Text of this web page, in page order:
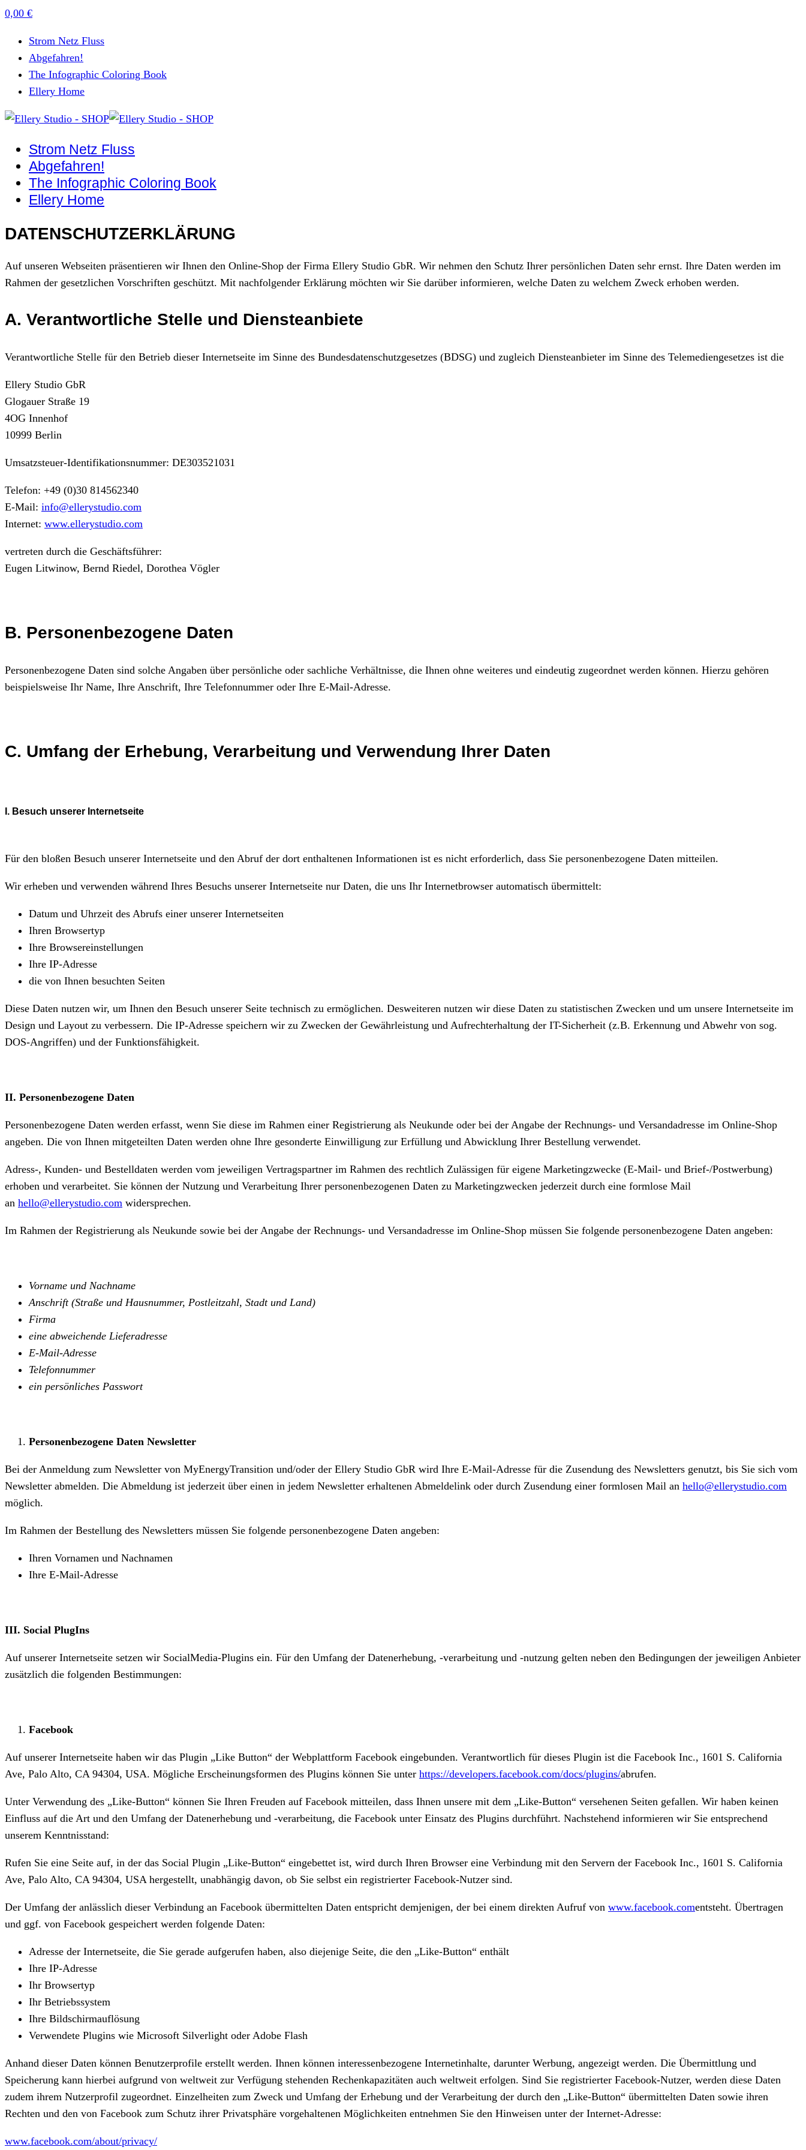
0,00 €
Strom Netz Fluss
Abgefahren!
The Infographic Coloring Book
Ellery Home
Strom Netz Fluss
Abgefahren!
The Infographic Coloring Book
Ellery Home
DATENSCHUTZERKLÄRUNG
Auf unseren Webseiten präsentieren wir Ihnen den Online-Shop der Firma Ellery Studio GbR. Wir nehmen den Schutz Ihrer persönlichen Daten sehr ernst. Ihre Daten werden im
Rahmen der gesetzlichen Vorschriften geschützt. Mit nachfolgender Erklärung möchten wir Sie darüber informieren, welche Daten zu welchem Zweck erhoben werden.
A. Verantwortliche Stelle und Diensteanbiete
Verantwortliche Stelle für den Betrieb dieser Internetseite im Sinne des Bundesdatenschutzgesetzes (BDSG) und zugleich Diensteanbieter im Sinne des Telemediengesetzes ist die
Ellery Studio GbR
Glogauer Straße 19
4OG Innenhof
10999 Berlin
Umsatzsteuer-Identifikationsnummer: DE303521031
Telefon: +49 (0)30 814562340
E-Mail: info@ellerystudio.com
Internet: www.ellerystudio.com
vertreten durch die Geschäftsführer:
Eugen Litwinow, Bernd Riedel, Dorothea Vögler
B. Personenbezogene Daten
Personenbezogene Daten sind solche Angaben über persönliche oder sachliche Verhältnisse, die Ihnen ohne weiteres und eindeutig zugeordnet werden können. Hierzu gehören
beispielsweise Ihr Name, Ihre Anschrift, Ihre Telefonnummer oder Ihre E-Mail-Adresse.
C. Umfang der Erhebung, Verarbeitung und Verwendung Ihrer Daten
I. Besuch unserer Internetseite
Für den bloßen Besuch unserer Internetseite und den Abruf der dort enthaltenen Informationen ist es nicht erforderlich, dass Sie personenbezogene Daten mitteilen.
Wir erheben und verwenden während Ihres Besuchs unserer Internetseite nur Daten, die uns Ihr Internetbrowser automatisch übermittelt:
Datum und Uhrzeit des Abrufs einer unserer Internetseiten
Ihren Browsertyp
Ihre Browsereinstellungen
Ihre IP-Adresse
die von Ihnen besuchten Seiten
Diese Daten nutzen wir, um Ihnen den Besuch unserer Seite technisch zu ermöglichen. Desweiteren nutzen wir diese Daten zu statistischen Zwecken und um unsere Internetseite im
Design und Layout zu verbessern. Die IP-Adresse speichern wir zu Zwecken der Gewährleistung und Aufrechterhaltung der IT-Sicherheit (z.B. Erkennung und Abwehr von sog.
DOS-Angriffen) und der Funktionsfähigkeit.
II. Personenbezogene Daten
Personenbezogene Daten werden erfasst, wenn Sie diese im Rahmen einer Registrierung als Neukunde oder bei der Angabe der Rechnungs- und Versandadresse im Online-Shop
angeben. Die von Ihnen mitgeteilten Daten werden ohne Ihre gesonderte Einwilligung zur Erfüllung und Abwicklung Ihrer Bestellung verwendet.
Adress-, Kunden- und Bestelldaten werden vom jeweiligen Vertragspartner im Rahmen des rechtlich Zulässigen für eigene Marketingzwecke (E-Mail- und Brief-/Postwerbung)
erhoben und verarbeitet. Sie können der Nutzung und Verarbeitung Ihrer personenbezogenen Daten zu Marketingzwecken jederzeit durch eine formlose Mail
an hello@ellerystudio.com widersprechen.
Im Rahmen der Registrierung als Neukunde sowie bei der Angabe der Rechnungs- und Versandadresse im Online-Shop müssen Sie folgende personenbezogene Daten angeben:
Vorname und Nachname
Anschrift (Straße und Hausnummer, Postleitzahl, Stadt und Land)
Firma
eine abweichende Lieferadresse
E-Mail-Adresse
Telefonnummer
ein persönliches Passwort
Personenbezogene Daten Newsletter
Bei der Anmeldung zum Newsletter von MyEnergyTransition und/oder der Ellery Studio GbR wird Ihre E-Mail-Adresse für die Zusendung des Newsletters genutzt, bis Sie sich vom
Newsletter abmelden. Die Abmeldung ist jederzeit über einen in jedem Newsletter erhaltenen Abmeldelink oder durch Zusendung einer formlosen Mail an hello@ellerystudio.com
möglich.
Im Rahmen der Bestellung des Newsletters müssen Sie folgende personenbezogene Daten angeben:
Ihren Vornamen und Nachnamen
Ihre E-Mail-Adresse
III. Social PlugIns
Auf unserer Internetseite setzen wir SocialMedia-Plugins ein. Für den Umfang der Datenerhebung, -verarbeitung und -nutzung gelten neben den Bedingungen der jeweiligen Anbieter
zusätzlich die folgenden Bestimmungen:
Facebook
Auf unserer Internetseite haben wir das Plugin „Like Button“ der Webplattform Facebook eingebunden. Verantwortlich für dieses Plugin ist die Facebook Inc., 1601 S. California
Ave, Palo Alto, CA 94304, USA. Mögliche Erscheinungsformen des Plugins können Sie unter https://developers.facebook.com/docs/plugins/abrufen.
Unter Verwendung des „Like-Button“ können Sie Ihren Freuden auf Facebook mitteilen, dass Ihnen unsere mit dem „Like-Button“ versehenen Seiten gefallen. Wir haben keinen
Einfluss auf die Art und den Umfang der Datenerhebung und -verarbeitung, die Facebook unter Einsatz des Plugins durchführt. Nachstehend informieren wir Sie entsprechend
unserem Kenntnisstand:
Rufen Sie eine Seite auf, in der das Social Plugin „Like-Button“ eingebettet ist, wird durch Ihren Browser eine Verbindung mit den Servern der Facebook Inc., 1601 S. California
Ave, Palo Alto, CA 94304, USA hergestellt, unabhängig davon, ob Sie selbst ein registrierter Facebook-Nutzer sind.
Der Umfang der anlässlich dieser Verbindung an Facebook übermittelten Daten entspricht demjenigen, der bei einem direkten Aufruf von www.facebook.comentsteht. Übertragen
und ggf. von Facebook gespeichert werden folgende Daten:
Adresse der Internetseite, die Sie gerade aufgerufen haben, also diejenige Seite, die den „Like-Button“ enthält
Ihre IP-Adresse
Ihr Browsertyp
Ihr Betriebssystem
Ihre Bildschirmauflösung
Verwendete Plugins wie Microsoft Silverlight oder Adobe Flash
Anhand dieser Daten können Benutzerprofile erstellt werden. Ihnen können interessenbezogene Internetinhalte, darunter Werbung, angezeigt werden. Die Übermittlung und
Speicherung kann hierbei aufgrund von weltweit zur Verfügung stehenden Rechenkapazitäten auch weltweit erfolgen. Sind Sie registrierter Facebook-Nutzer, werden diese Daten
zudem ihrem Nutzerprofil zugeordnet. Einzelheiten zum Zweck und Umfang der Erhebung und der Verarbeitung der durch den „Like-Button“ übermittelten Daten sowie ihren
Rechten und den von Facebook zum Schutz ihrer Privatsphäre vorgehaltenen Möglichkeiten entnehmen Sie den Hinweisen unter der Internet-Adresse:
www.facebook.com/about/privacy/